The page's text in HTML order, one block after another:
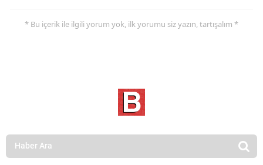
* Bu içerik ile ilgili yorum yok, ilk yorumu siz yazın, tartışalım *